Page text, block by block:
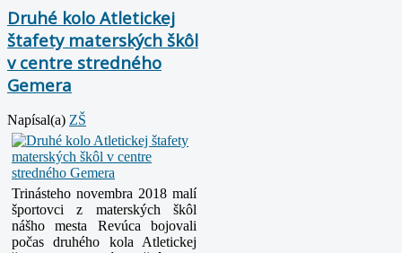
Druhé kolo Atletickej
štafety materských škôl
v centre stredného
Gemera
Napísal(a) ZŠ
Trinásteho novembra 2018 malí
športovci z materských škôl
nášho mesta Revúca bojovali
počas druhého kola Atletickej